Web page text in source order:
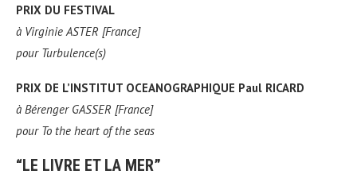
PRIX DU FESTIVAL
à Virginie ASTER [France]
pour Turbulence(s)
PRIX DE L’INSTITUT OCEANOGRAPHIQUE Paul RICARD
à Bérenger GASSER [France]
pour To the heart of the seas
“LE LIVRE ET LA MER”